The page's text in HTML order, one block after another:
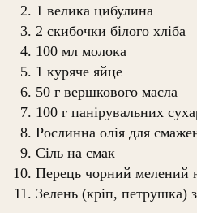
1 велика цибулина
2 скибочки білого хліба
100 мл молока
1 куряче яйце
50 г вершкового масла
100 г панірувальних
Рослинна олія для
Сіль на смак
Перець чорний мелений
Зелень (кріп, петрушка)